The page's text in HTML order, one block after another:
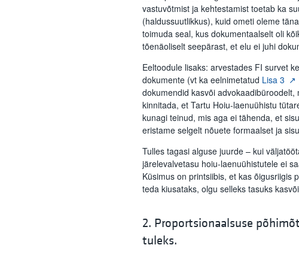
vastuvõtmist ja kehtestamist toetab ka
(haldussuutlikkus), kuid ometi oleme
toimuda seal, kus dokumentaalselt oli
tõenäoliselt seepärast, et elu ei juhi
Eeltoodule lisaks: arvestades FI survet
dokumente (vt ka eelnimetatud Lisa 3
dokumendid kasvõi
kinnitada, et Tartu Hoiu-laenuühistu
kunagi teinud, mis aga ei tähenda, et
eristame selgelt nõuete formaalset ja
Tulles tagasi alguse juurde – kui
järelevalvetasu hoiu-laenuühistutele ei
Küsimus on printsiibis, et kas õigusriigis
teda kiusataks, olgu selleks tasuks
2. Proportsionaalsuse
tuleks.